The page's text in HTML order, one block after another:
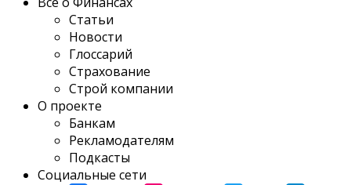
Статьи
Новости
Глоссарий
Страхование
Строй компании
О проекте
Банкам
Рекламодателям
Подкасты
Социальные сети